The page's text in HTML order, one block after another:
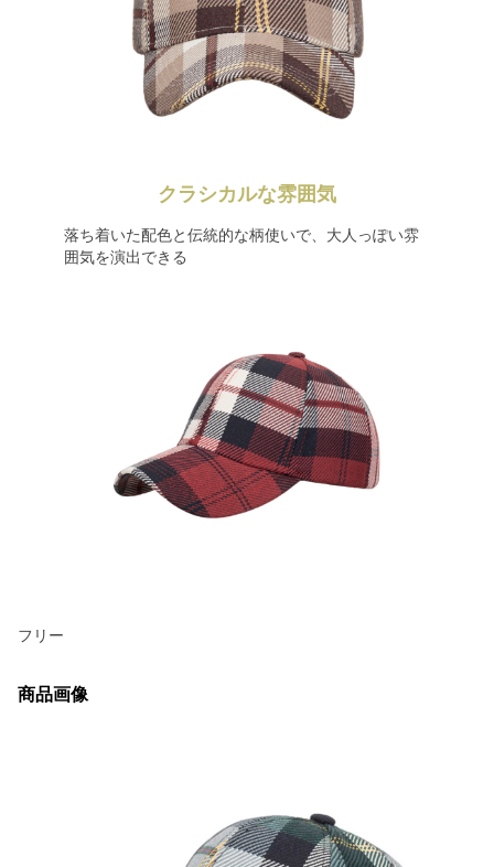
クラシカルな雰囲気
落ち着いた配色と伝統的な柄使いで、大人っぽい雰
囲気を演出できる
フリー
商品画像